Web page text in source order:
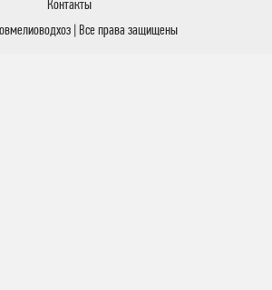
Контакты
| Все права защищены